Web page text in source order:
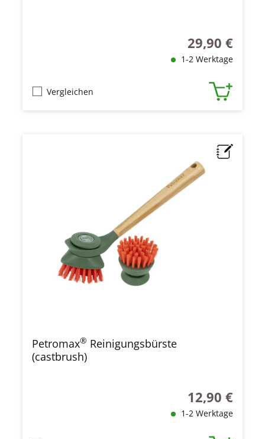
Regulärer Preis:
29,90 €
1-2 Werktage
Vergleichen
Petromax® Reinigungsbürste
(castbrush)
Regulärer Preis:
12,90 €
1-2 Werktage